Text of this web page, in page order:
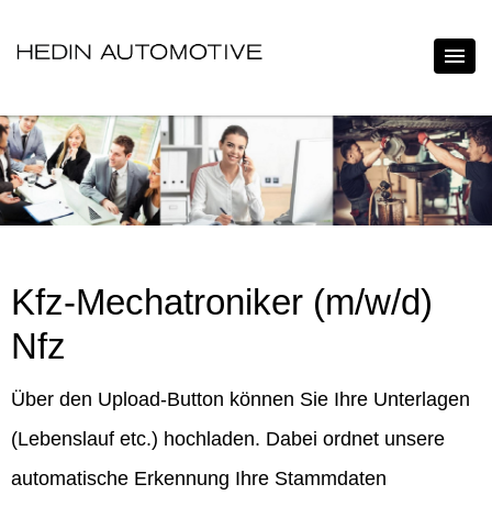
Kfz-Mechatroniker (m/w/d)
Nfz
Über den Upload-Button können Sie Ihre Unterlagen
(Lebenslauf etc.) hochladen. Dabei ordnet unsere
automatische Erkennung Ihre Stammdaten